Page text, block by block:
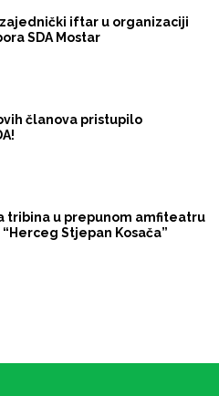
iftar u organizaciji
SDA Mostar
članova pristupilo
tribina u prepunom amfiteatru
Stjepan Kosača”